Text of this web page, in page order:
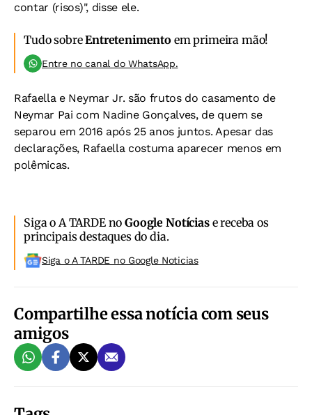
contar (risos)", disse ele.
Tudo sobreEntretenimento em primeira mão!
Entre no canal do WhatsApp.
Rafaella e Neymar Jr. são frutos do casamento de
Neymar Pai com Nadine Gonçalves, de quem se
separou em 2016 após 25 anos juntos. Apesar das
declarações, Rafaella costuma aparecer menos em
polêmicas.
Siga o A TARDE noGoogle Notíciase receba os
principais destaques do dia.
Siga o A TARDE no Google Noticias
Compartilhe essa notícia com seus
amigos